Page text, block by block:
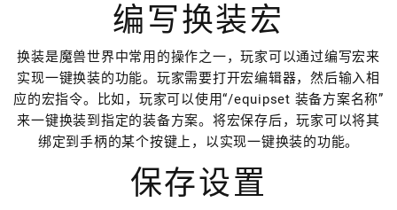
编写换装宏
换装是魔兽世界中常用的操作之一，玩家可以通过编写宏来
实现一键换装的功能。玩家需要打开宏编辑器，然后输入相
应的宏指令。比如，玩家可以使用“/equipset 装备方案名称”
来一键换装到指定的装备方案。将宏保存后，玩家可以将其
绑定到手柄的某个按键上，以实现一键换装的功能。
保存设置